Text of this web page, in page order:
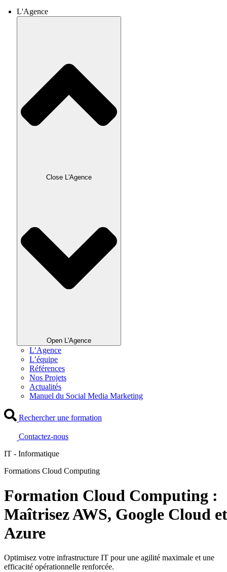
L'Agence
Close L'Agence
Open L'Agence
L’Agence
L’équipe
Références
Nos Projets
Actualités
Manuel du Social Media Marketing
Rechercher une formation
Contactez-nous
IT - Informatique
Formations Cloud Computing
Formation Cloud Computing :
Maîtrisez AWS, Google Cloud et
Azure
Optimisez votre infrastructure IT pour une agilité maximale et une
efficacité opérationnelle renforcée.